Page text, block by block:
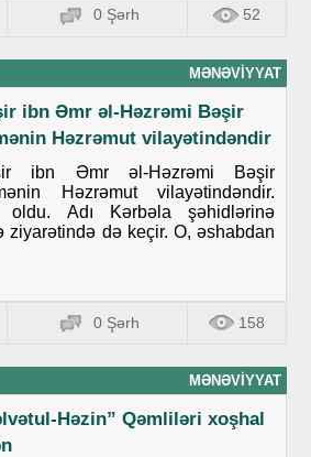
0 Şərh 52
MƏNƏVIYYAT
ibn Əmr əl-Həzrəmi Bəşir
Həzrəmut vilayətindəndir
ibn Əmr əl-Həzrəmi Bəşir
Həzrəmut vilayətindəndir.
oldu. Adı Kərbəla şəhidlərinə
ziyarətində də keçir. O, əshabdan
0 Şərh 158
MƏNƏVIYYAT
Həzin” Qəmliləri xoşhal